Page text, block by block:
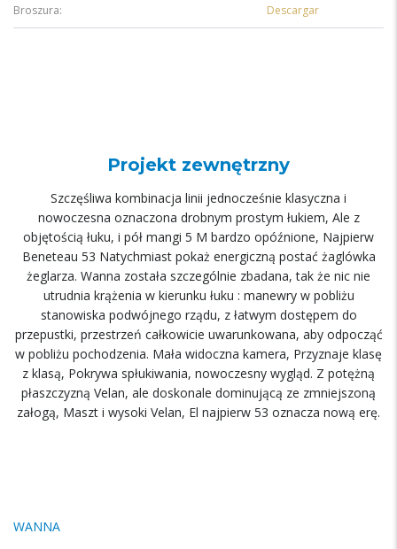
Broszura: Descargar
Projekt zewnętrzny
Szczęśliwa kombinacja linii jednocześnie klasyczna i
nowoczesna oznaczona drobnym prostym łukiem, Ale z
objętością łuku, i pół mangi 5 M bardzo opóźnione, Najpierw
Beneteau 53 Natychmiast pokaż energiczną postać żaglówka
żeglarza. Wanna została szczególnie zbadana, tak że nic nie
utrudnia krążenia w kierunku łuku : manewry w pobliżu
stanowiska podwójnego rządu, z łatwym dostępem do
przepustki, przestrzeń całkowicie uwarunkowana, aby odpocząć
w pobliżu pochodzenia. Mała widoczna kamera, Przyznaje klasę
z klasą, Pokrywa spłukiwania, nowoczesny wygląd. Z potężną
płaszczyzną Velan, ale doskonale dominującą ze zmniejszoną
załogą, Maszt i wysoki Velan, El najpierw 53 oznacza nową erę.
WANNA